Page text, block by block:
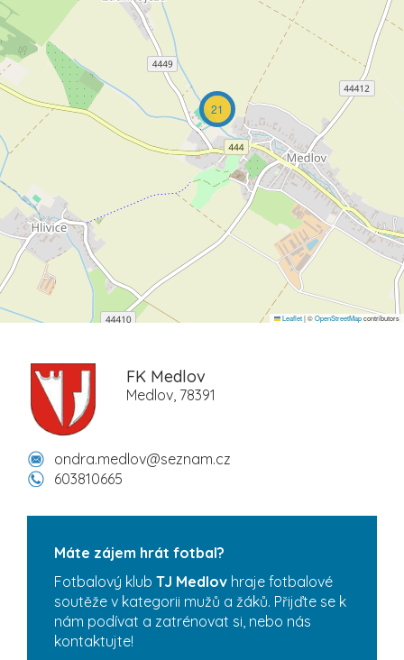
21
Leaflet|©OpenStreetMapcontributors
FK Medlov
Medlov, 78391
ondra.medlov@seznam.cz
603810665
Máte zájem hrát fotbal?
Fotbalový klub TJ Medlov hraje fotbalové
soutěže v kategorii mužů a žáků. Přijďte se k
nám podívat a zatrénovat si, nebo nás
kontaktujte!